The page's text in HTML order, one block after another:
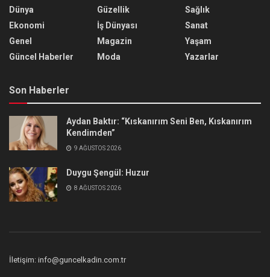
Dünya
Ekonomi
Genel
Güncel Haberler
Güzellik
İş Dünyası
Magazin
Moda
Sağlık
Sanat
Yaşam
Yazarlar
Son Haberler
Aydan Baktır: “Kıskanırım Seni Ben, Kıskanırım
Kendimden”
9 AĞUSTOS 2026
Duygu Şengül: Huzur
8 AĞUSTOS 2026
İletişim: info@guncelkadin.com.tr